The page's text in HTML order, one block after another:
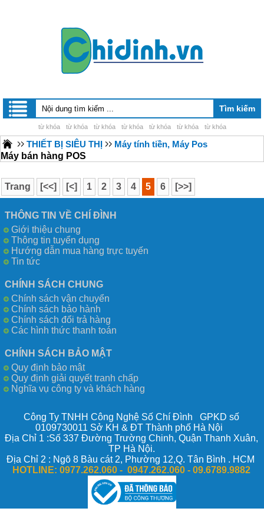
từ khóa từ khóa từ khóa từ khóa từ khóa từ khóa từ khóa
THIẾT BỊ SIÊU THỊ
Máy tính tiền, Máy Pos
Máy bán hàng POS
Trang [<<] [<] 1 2 3 4 5 6 [>>]
THÔNG TIN VỀ CHÍ ĐÌNH
Giới thiệu chung
Thông tin tuyển dụng
Hướng dẫn mua hàng trực tuyến
Tin tức
CHÍNH SÁCH CHUNG
Chính sách vận chuyển
Chính sách bảo hành
Chính sách đổi trả hàng
Các hình thức thanh toán
CHÍNH SÁCH BẢO MẬT
Quy định bảo mật
Quy định giải quyết tranh chấp
Nghĩa vụ công ty và khách hàng
Công Ty TNHH Công Nghệ Số Chí Đình GPKD số
0109730011 Sở KH & ĐT Thành phố Hà Nội
Địa Chỉ 1 :Số 337 Đường Trường Chinh, Quận Thanh Xuân,
TP Hà Nội.
Địa Chỉ 2 : Ngõ 8 Bàu cát 2, Phường 12,Q. Tân Bình . HCM
HOTLINE: 0977.262.060 - 0947.262.060 -09.6789.9882